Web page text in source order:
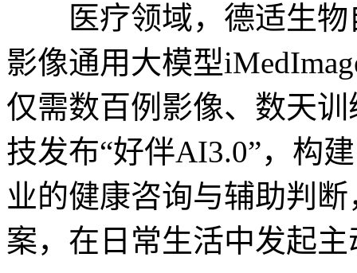
医疗领域，德适生物
影像通用大模型
仅需数百例影像、数天
技发布“好伴AI3.0”，构
业的健康咨询与辅助判
案，在日常生活中发起